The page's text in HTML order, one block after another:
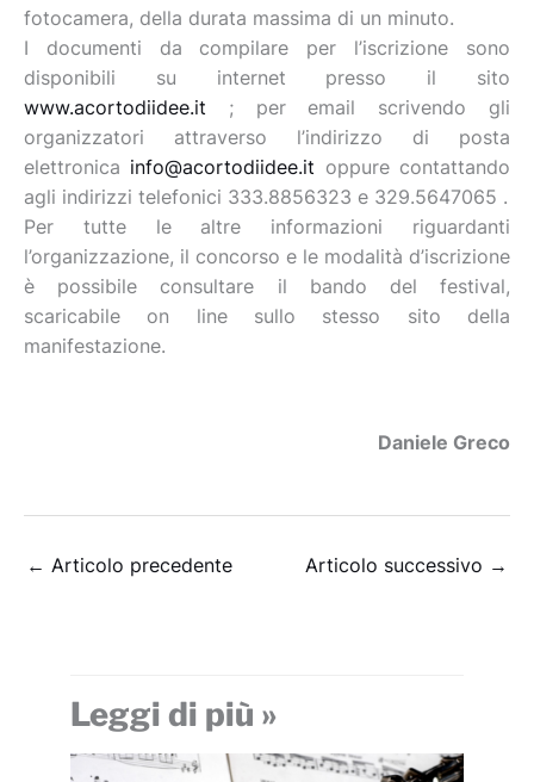
fotocamera, della durata massima di un minuto.
I documenti da compilare per l’iscrizione sono
disponibili su internet presso il sito
www.acortodiidee.it ; per email scrivendo gli
organizzatori attraverso l’indirizzo di posta
elettronica info@acortodiidee.it oppure contattando
agli indirizzi telefonici 333.8856323 e 329.5647065 .
Per tutte le altre informazioni riguardanti
l’organizzazione, il concorso e le modalità d’iscrizione
è possibile consultare il bando del festival,
scaricabile on line sullo stesso sito della
manifestazione.
Daniele Greco
← Articolo precedente Articolo successivo →
Leggi di più »